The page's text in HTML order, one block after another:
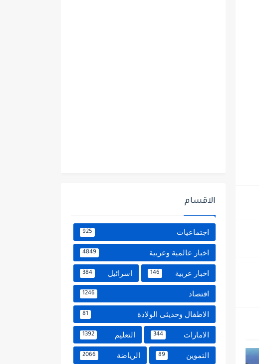
الاقسام
اجتماعيات 925
اخبار عالمية وعربية 4849
اخبار عربية 146 اسرائيل 384
اقتصاد 1246
الاطفال وحديثى الولادة 81
الامارات 344 التعليم 1392
التموين 89 الرياضة 2066